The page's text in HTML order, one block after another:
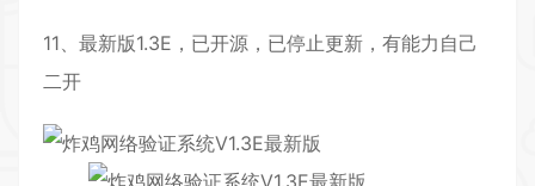
11、最新版1.3E，已开源，已停止更新，有能力自己
二开